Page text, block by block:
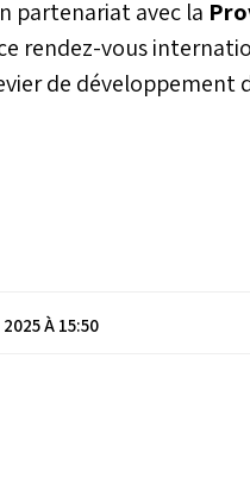
partenariat avec la
rendez-vous
de développement
À 15:50